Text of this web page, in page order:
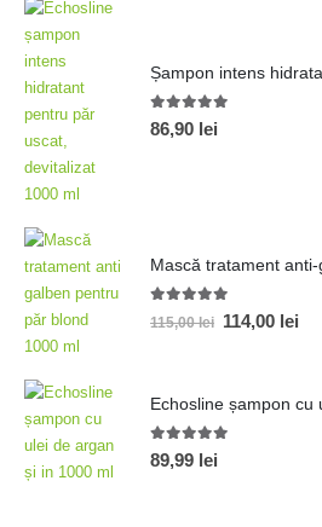
5.00out of 5
86,90 lei
out of 5
115,00lei 114,00 lei
Echosline șampon cu
5.00out of 5
89,99 lei